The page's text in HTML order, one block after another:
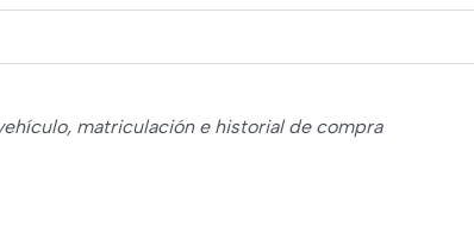
matriculación e historial de compra